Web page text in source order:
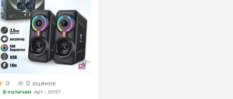
0 0 оценок
В наличии Арт.: S1197